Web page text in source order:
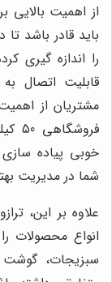
از اهمیت بالایی
باید قادر باشد
را اندازه گیری
قابلیت اتصال
مشتریان از
خوبی پیاده
شما در مدیریت
علاوه بر این،
انواع محصولات
سبزیجات،